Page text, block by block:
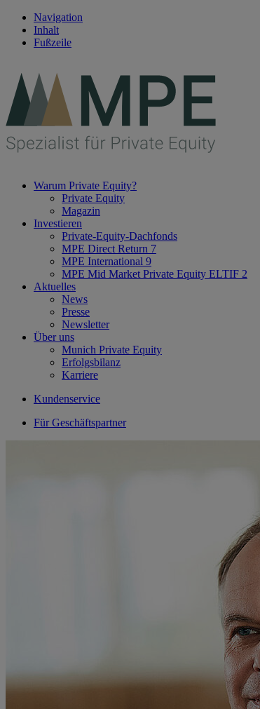
Navigation
Inhalt
Fußzeile
Warum Private Equity?
Private Equity
Magazin
Investieren
Private-Equity-Dachfonds
MPE Direct Return 7
MPE International 9
MPE Mid Market Private Equity ELTIF 2
Aktuelles
News
Presse
Newsletter
Über uns
Munich Private Equity
Erfolgsbilanz
Karriere
Kundenservice
Für Geschäftspartner